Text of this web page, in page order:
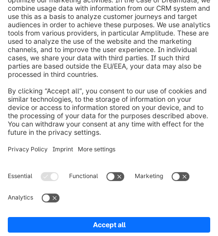
info@shopware.com
Informazioni su Shopware
Risorse